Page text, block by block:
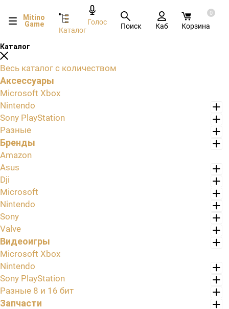
Mitino
Game
Каталог
Голос Поиск Каб
0
Корзина
Каталог
Весь каталог с количеством
Аксессуары
Microsoft Xbox
Nintendo
Sony PlayStation
Разные
Бренды
Amazon
Asus
Dji
Microsoft
Nintendo
Sony
Valve
Видеоигры
Microsoft Xbox
Nintendo
Sony PlayStation
Разные 8 и 16 бит
Запчасти